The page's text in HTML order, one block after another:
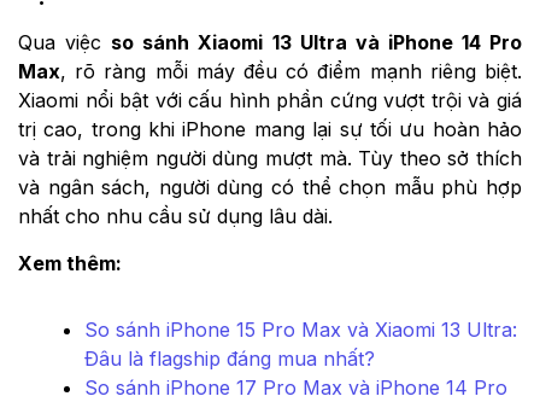
Qua việc so sánh Xiaomi 13 Ultra và iPhone 14 Pro
Max, rõ ràng mỗi máy đều có điểm mạnh riêng biệt.
Xiaomi nổi bật với cấu hình phần cứng vượt trội và giá
trị cao, trong khi iPhone mang lại sự tối ưu hoàn hảo
và trải nghiệm người dùng mượt mà. Tùy theo sở thích
và ngân sách, người dùng có thể chọn mẫu phù hợp
nhất cho nhu cầu sử dụng lâu dài.
Xem thêm:
So sánh iPhone 15 Pro Max và Xiaomi 13 Ultra:
Đâu là flagship đáng mua nhất?
So sánh iPhone 17 Pro Max và iPhone 14 Pro